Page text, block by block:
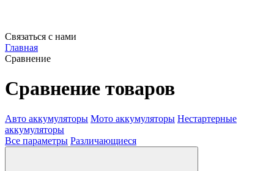
Связаться с нами
Главная
Сравнение
Сравнение товаров
Авто аккумуляторы Мото аккумуляторы Нестартерные
аккумуляторы
Все параметры Различающиеся